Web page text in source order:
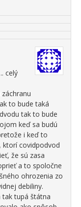
celý
to bude taká
tak to bude
keď sa budú
i keď to
ktorí covidpodvod
že sú zasa
a to spoločne
ohrozenia zo
debiliny.
tak tupá štátna